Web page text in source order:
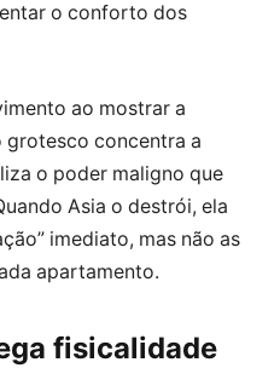
o conforto dos
ao mostrar a
concentra a
o poder maligno que
Asia o destrói, ela
imediato, mas não as
apartamento.
fisicalidade